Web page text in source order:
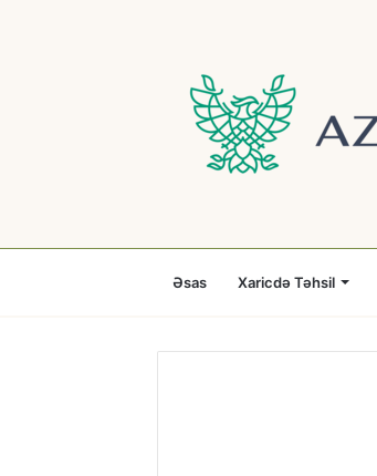
Əsas Xaricdə Təhsil